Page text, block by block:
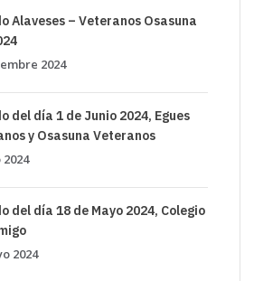
Alaveses – Veteranos Osasuna
2024
del día 1 de Junio 2024, Egues
y Osasuna Veteranos
del día 18 de Mayo 2024, Colegio
2024